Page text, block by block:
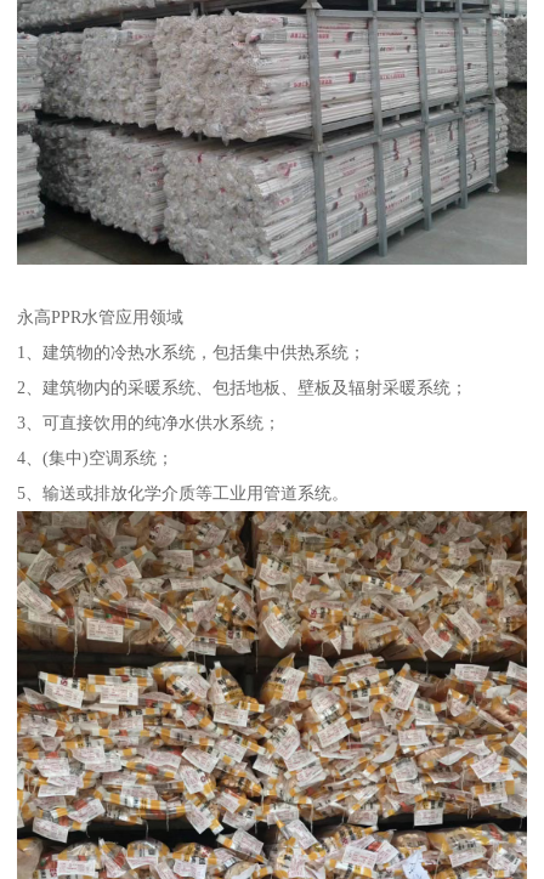
永高PPR水管应用领域
1、建筑物的冷热水系统，包括集中供热系统；
2、建筑物内的采暖系统、包括地板、壁板及辐射采暖系统；
3、可直接饮用的纯净水供水系统；
4、(集中)空调系统；
5、输送或排放化学介质等工业用管道系统。